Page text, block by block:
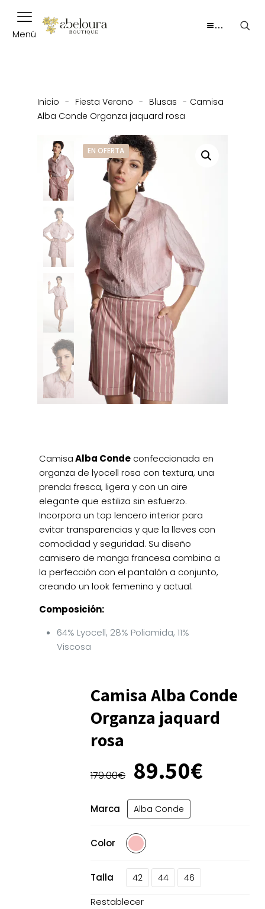
Menú
…
Inicio - Fiesta Verano - Blusas - Camisa
Alba Conde Organza jaquard rosa
EN OFERTA
CamisaAlba Conde confeccionada en
organza de lyocell rosa con textura, una
prenda fresca, ligera y con un aire
elegante que estiliza sin esfuerzo.
Incorpora un top lencero interior para
evitar transparencias y que la lleves con
comodidad y seguridad. Su diseño
camisero de manga francesa combina a
la perfección con el pantalón a conjunto,
creando un look femenino y actual.
Composición:
64% Lyocell, 28% Poliamida, 11%
Viscosa
Camisa Alba Conde
Organza jaquard
rosa
179.00€ El
precio
original
era:
179.00€.
89.50€El
Marca Alba Conde
Color
Talla 42 44 46
Restablecer